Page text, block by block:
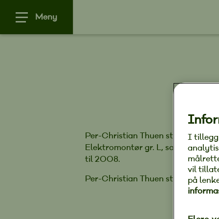
Meny
Per-Christian Thuen startet som
Elektromontør gr. L,
til 2008.
Per-Christian Thuen startet
I tillegg
vil
på